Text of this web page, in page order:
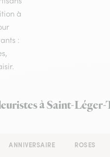
à
:
à Saint-
ANNIVERSAIRE ROSES